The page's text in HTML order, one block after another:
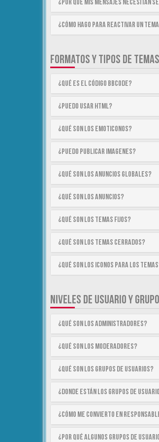
¿Por qué mis mensajes necesitan
¿Cómo hago para reactivar un
FORMATOS Y TIPOS DE TEMAS
¿Qué es el código BBCode?
¿Puedo usar HTML?
¿Qué son los emoticonos?
¿Puedo publicar imagenes?
¿Qué son los anuncios globales?
¿Qué son los anuncios?
¿Qué son los temas fijos?
¿Qué son los temas cerrados?
¿Qué son los iconos para los
NIVELES DE USUARIO Y
¿Qué son los Administradores?
¿Qué son los Moderadores?
¿Qué son los Grupos de Usuarios?
¿Donde están los Grupos de
¿Cómo me convierto en
¿Por qué algunos Grupos de